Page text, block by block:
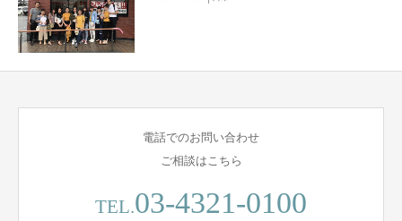
電話でのお問い合わせ
ご相談はこちら
TEL.03-4321-0100